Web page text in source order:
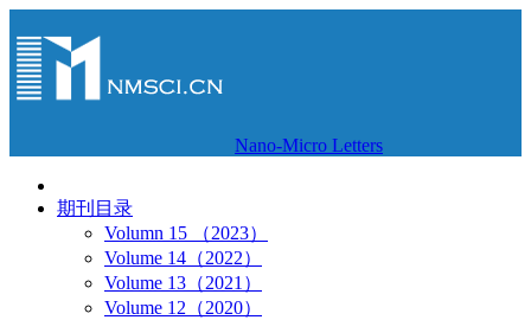
Nano-Micro Letters
期刊目录
Volumn 15 （2023）
Volume 14（2022）
Volume 13（2021）
Volume 12（2020）